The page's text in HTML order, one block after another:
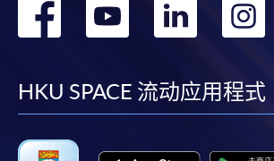
除特殊情況(例如課程因報名人數
如須甄選入學，則正式收據並不
取錄的證明。學院將在截止報名日
學費。
转
facebook
转
youtube
转
HKU SPACE 流动应用程式